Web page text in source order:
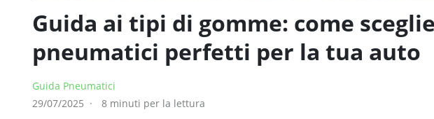
Guida ai tipi di gomme: come
pneumatici perfetti per la tua auto
Guida Pneumatici
29/07/2025
8 minuti per la lettura